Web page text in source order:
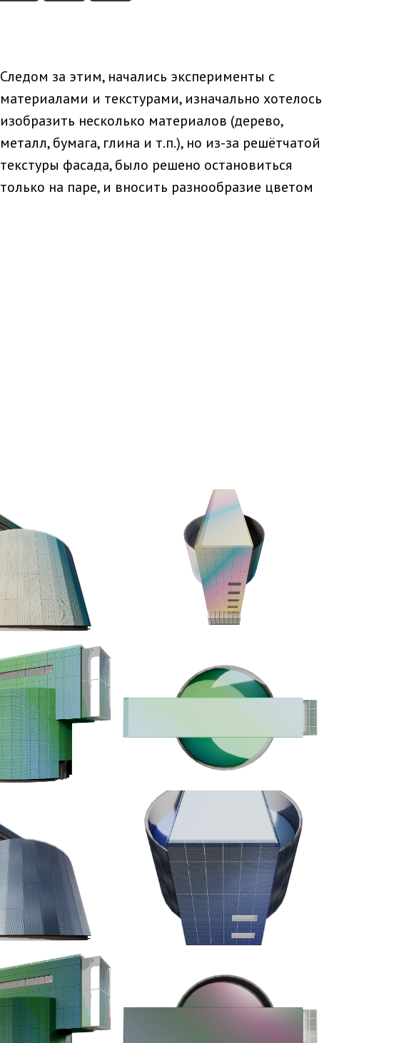
Следом за этим, начались эксперименты с
материалами и текстурами, изначально хотелось
изобразить несколько материалов (дерево,
металл, бумага, глина и т.п.), но из-за решётчатой
текстуры фасада, было решено остановиться
только на паре, и вносить разнообразие цветом